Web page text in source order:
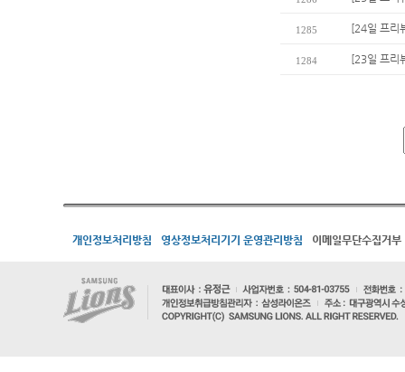
1285 [24일 프리
1284 [23일 프리
개인정보처리방침 영상정보처리기기 운영관리방침 이메일무단수집거부